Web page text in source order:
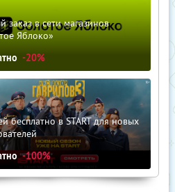
заказ в сети магазинов
Яблоко»
-20%
бесплатно в START для новых
-100%